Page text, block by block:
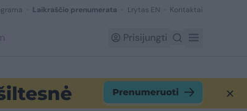
Laikraščio prenumerata Lrytas EN Kontaktai
Prisijungti